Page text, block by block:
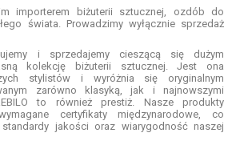
importerem biżuterii sztucznej, ozdób do
świata. Prowadzimy wyłącznie sprzedaż
i sprzedajemy cieszącą się dużym
kolekcję biżuterii sztucznej. Jest ona
stylistów i wyróżnia się oryginalnym
zarówno klasyką, jak i najnowszymi
to również prestiż. Nasze produkty
certyfikaty międzynarodowe, co
jakości oraz wiarygodność naszej